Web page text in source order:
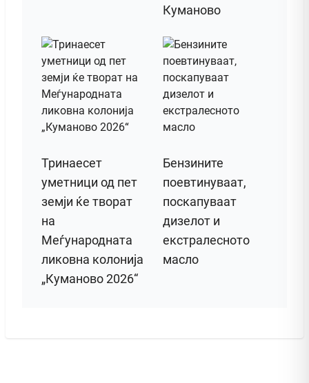
Куманово
Тринаесет
уметници од пет
земји ќе творат
на
Меѓународната
ликовна колонија
„Куманово 2026“
Бензините
поевтинуваат,
поскапуваат
дизелот и
екстралесното
масло